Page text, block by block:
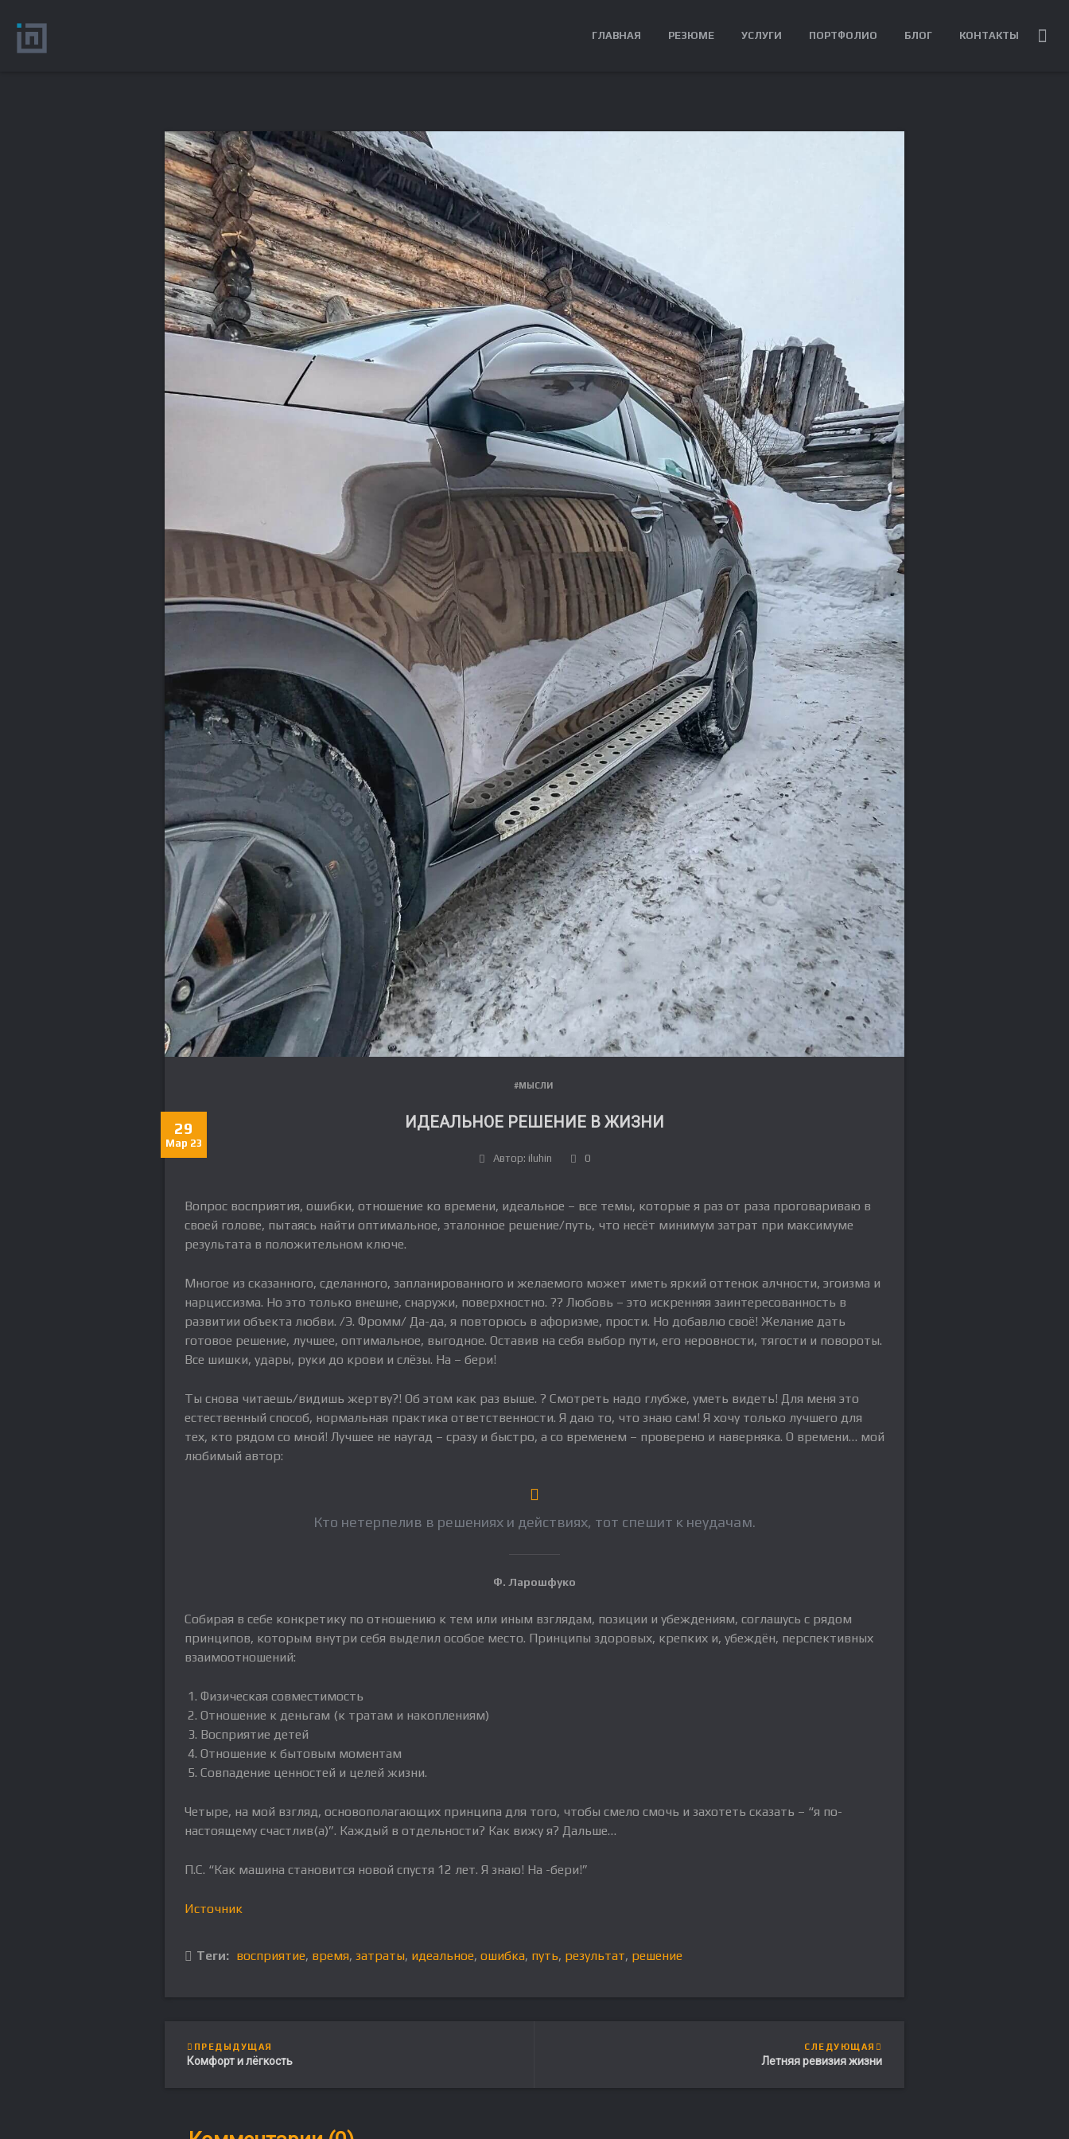
ГЛАВНАЯ РЕЗЮМЕ УСЛУГИ ПОРТФОЛИО БЛОГ КОНТАКТЫ
#МЫСЛИ
ИДЕАЛЬНОЕ РЕШЕНИЕ В ЖИЗНИ
29
Мар 23
Автор: iluhin
0
Вопрос восприятия, ошибки, отношение ко времени, идеальное – все темы, которые я раз от раза проговариваю в
своей голове, пытаясь найти оптимальное, эталонное решение/путь, что несёт минимум затрат при максимуме
результата в положительном ключе.
Многое из сказанного, сделанного, запланированного и желаемого может иметь яркий оттенок алчности, эгоизма и
нарциссизма. Но это только внешне, снаружи, поверхностно. ?? Любовь – это искренняя заинтересованность в
развитии объекта любви. /Э. Фромм/ Да-да, я повторюсь в афоризме, прости. Но добавлю своё! Желание дать
готовое решение, лучшее, оптимальное, выгодное. Оставив на себя выбор пути, его неровности, тягости и повороты.
Все шишки, удары, руки до крови и слёзы. На – бери!
Ты снова читаешь/видишь жертву?! Об этом как раз выше. ? Смотреть надо глубже, уметь видеть! Для меня это
естественный способ, нормальная практика ответственности. Я даю то, что знаю сам! Я хочу только лучшего для
тех, кто рядом со мной! Лучшее не наугад – сразу и быстро, а со временем – проверено и наверняка. О времени… мой
любимый автор:
Кто нетерпелив в решениях и действиях, тот спешит к неудачам.
Ф. Ларошфуко
Собирая в себе конкретику по отношению к тем или иным взглядам, позиции и убеждениям, соглашусь с рядом
принципов, которым внутри себя выделил особое место. Принципы здоровых, крепких и, убеждён, перспективных
взаимоотношений:
Физическая совместимость
Отношение к деньгам (к тратам и накоплениям)
Восприятие детей
Отношение к бытовым моментам
Совпадение ценностей и целей жизни.
Четыре, на мой взгляд, основополагающих принципа для того, чтобы смело смочь и захотеть сказать – “я по-
настоящему счастлив(а)”. Каждый в отдельности? Как вижу я? Дальше…
П.С. “Как машина становится новой спустя 12 лет. Я знаю! На -бери!”
Источник
Теги: восприятие, время, затраты, идеальное, ошибка, путь, результат, решение
ПРЕДЫДУЩАЯ
Комфорт и лёгкость
СЛЕДУЮЩАЯ
Летняя ревизия жизни